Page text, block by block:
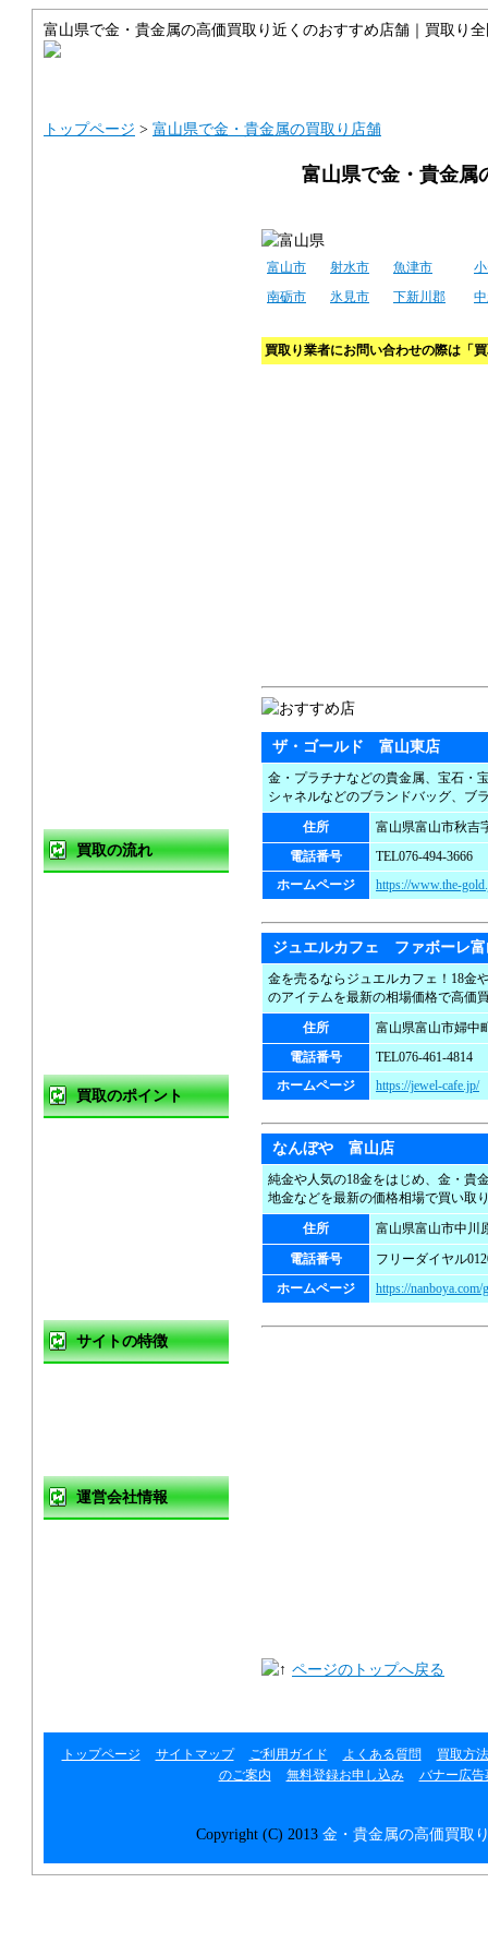
富山県で金・貴金属の高価買取り近くのおすすめ店舗｜買取り
トップページ > 富山県で金・貴金属の買取り店舗
富山県で金・貴金属
富山市 射水市 魚津市
南砺市
氷見市 下新川郡
買取り業者にお問い合わせの際は「
ザ・ゴールド 富山東店
金・プラチナなどの貴金属、宝石・
シャネルなどのブランドバッグ、ブ
住所
富山県富山市秋吉
電話番号
TEL076-494-3666
ホームページ
https://www.the-
ジュエルカフェ ファボーレ富
金を売るならジュエルカフェ！18金
のアイテムを最新の相場価格で高価
住所
富山県富山市婦中
電話番号
TEL076-461-4814
ホームページ
https://jewel-cafe.jp/
なんぼや 富山店
純金や人気の18金をはじめ、金・貴
地金などを最新の価格相場で買い取
住所
富山県富山市中川
電話番号
フリーダイヤル
ホームページ
https://
ページのトップへ戻る
買取の流れ
買取のポイント
サイトの特徴
運営会社情報
トップページ サイトマップ ご利用ガイド よくある質問
買取方法
のご案内
無料登録お申し込み バナー広告
Copyright (C) 2013 金・貴金属の高価買取